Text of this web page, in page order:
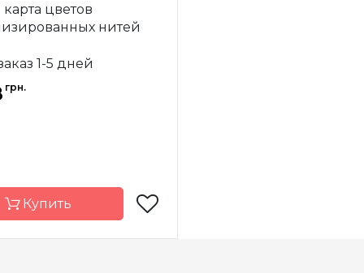
металлизированный
полиэстер
цветов
нитей
1-5 дней
грн.
Купить